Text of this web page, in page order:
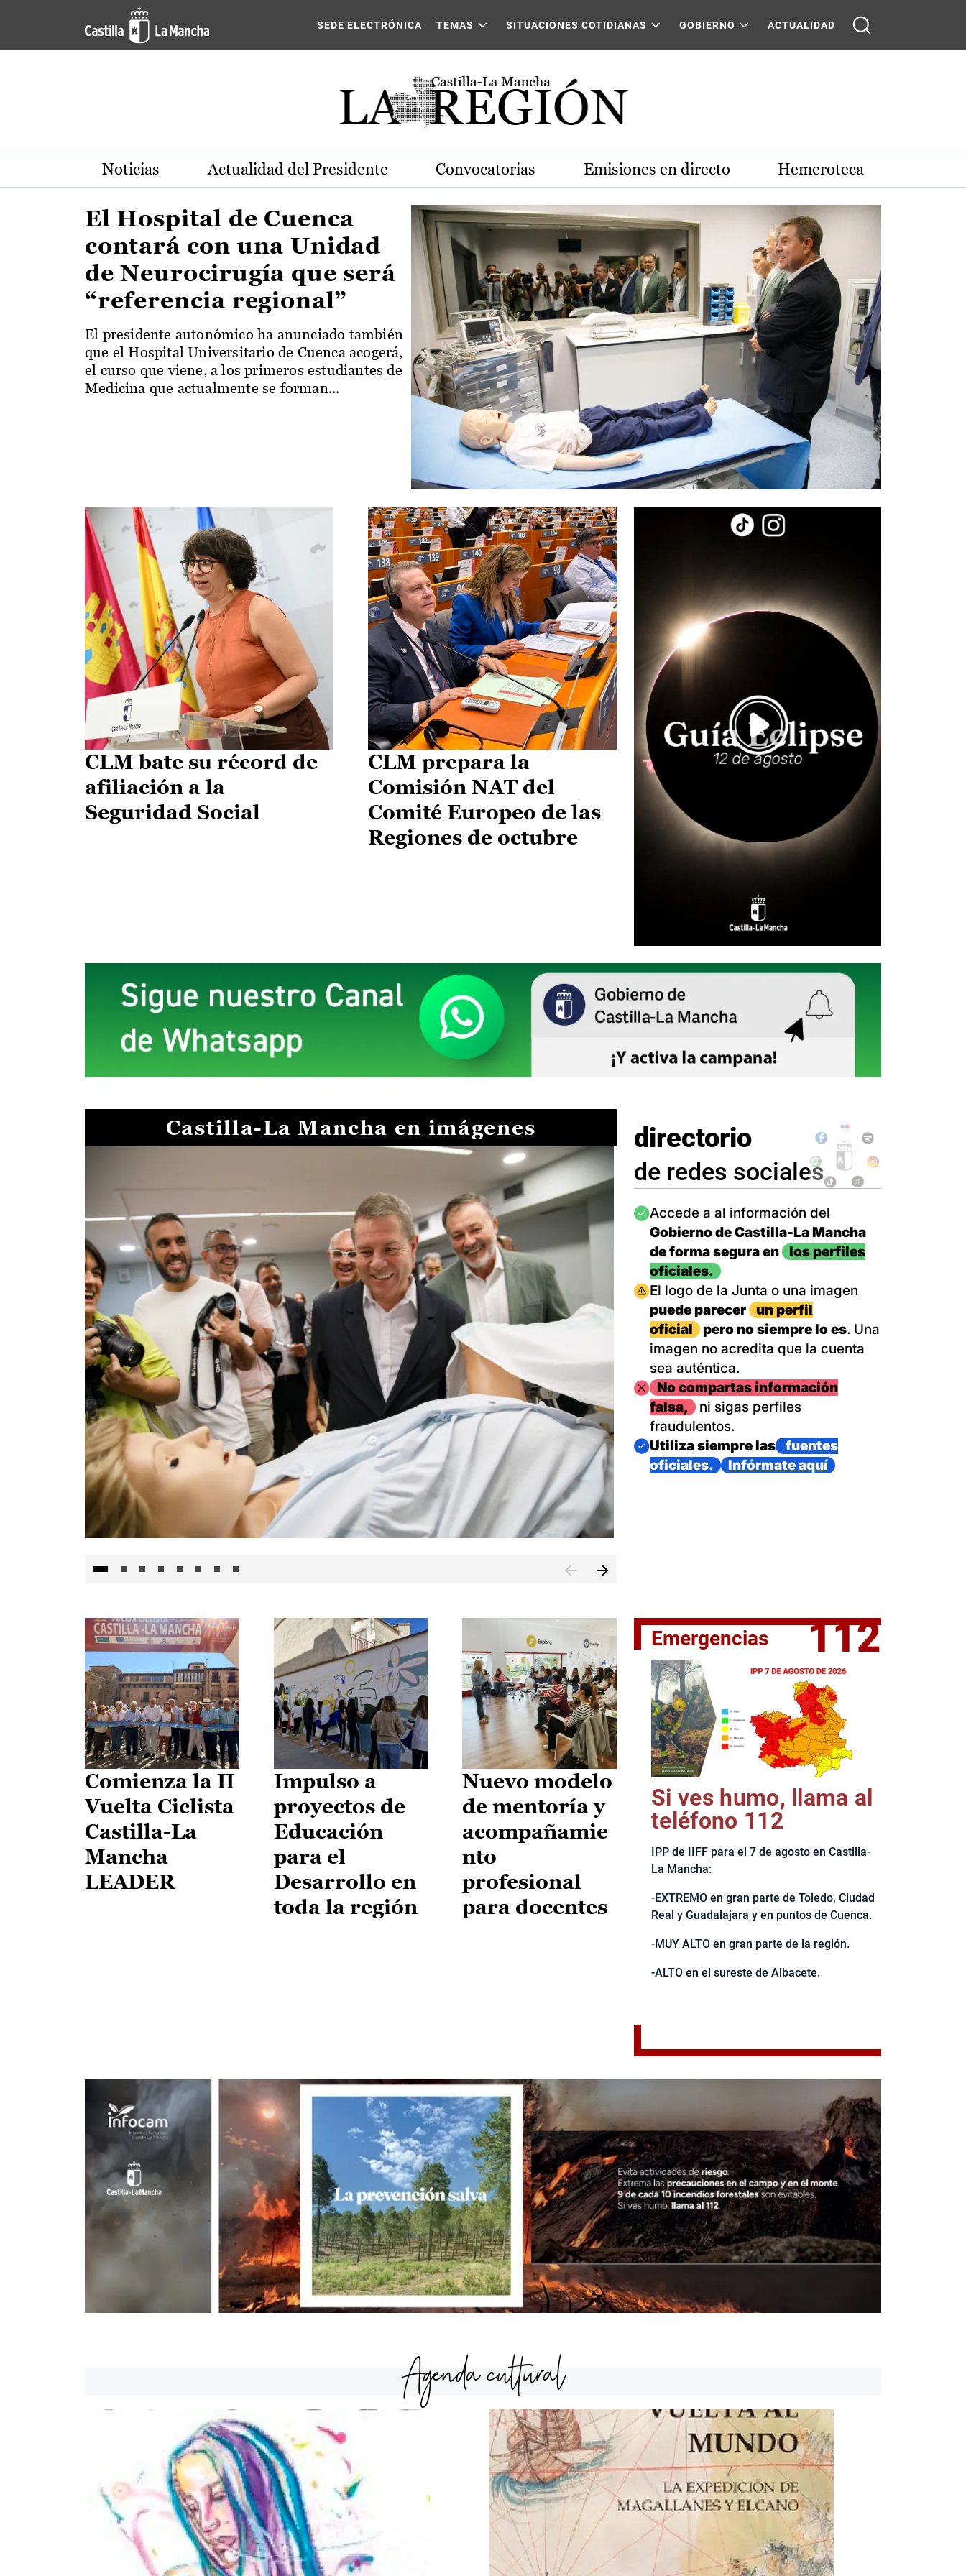
Pasar al contenido principal
Actualidad de la región de Castilla-La Mancha
SEDE ELECTRÓNICA TEMAS SITUACIONES COTIDIANAS GOBIERNO ACTUALIDAD
Noticias Actualidad del Presidente Convocatorias Emisiones en directo Hemeroteca
El Hospital de Cuenca
contará con una Unidad
de Neurocirugía que será
“referencia regional”
El presidente autonómico ha anunciado también
que el Hospital Universitario de Cuenca acogerá,
el curso que viene, a los primeros estudiantes de
Medicina que actualmente se forman...
CLM bate su récord de
afiliación a la
Seguridad Social
CLM prepara la
Comisión NAT del
Comité Europeo de las
Regiones de octubre
Castilla-La Mancha en imágenes
El jefe del Ejecutivo castellanomanchego, Emiliano García-
directorio
de redes sociales
Imagen
Accede a al información del
Gobierno de Castilla-La Mancha
de forma segura en
los perfiles
oficiales.
Imagen
El logo de la Junta o una imagen
puede parecer
un perfil
oficial
pero no siempre lo es. Una
imagen no acredita que la cuenta
sea auténtica.
ImagenNo compartas información
falsa,
ni sigas perfiles
fraudulentos.
Imagen
Utiliza siempre las
fuentes
oficiales.
Infórmate aquí
Comienza la II
Vuelta Ciclista
Castilla-La
Mancha
LEADER
Impulso a
proyectos de
Educación
para el
Desarrollo en
toda la región
Nuevo modelo
de mentoría y
acompañamie
nto
profesional
para docentes
Emergencias 112
Si ves humo, llama al
teléfono 112
IPP de IIFF para el 7 de agosto en Castilla-
La Mancha:
-EXTREMO en gran parte de Toledo, Ciudad
Real y Guadalajara y en puntos de Cuenca.
-MUY ALTO en gran parte de la región.
-ALTO en el sureste de Albacete.
Agenda cultural